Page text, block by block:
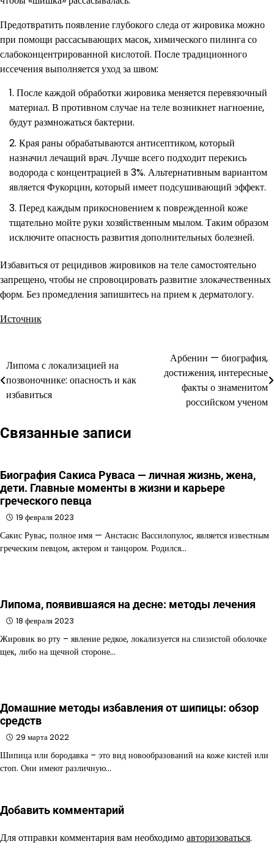
Предотвратить появление глубокого следа от жировика можно
при помощи рассасывающих масок, химического пилинга со
слабоконцентрированной кислотой. После традиционного
иссечения выполняется уход за швом:
После каждой обработки жировика меняется перевязочный
материал. В противном случае на теле возникнет нагноение,
будут размножаться бактерии.
Края раны обрабатываются антисептиком, который
назначил лечащий врач. Лучше всего подходит перекись
водорода с концентрацией в 3%. Альтернативным вариантом
является Фукорцин, который имеет подсушивающий эффект.
Перед каждым прикосновением к поврежденной коже
тщательно мойте руки хозяйственным мылом. Таким образом
исключите опасность развития дополнительных болезней.
Избавиться от рецидивов жировиков на теле самостоятельно
запрещено, чтобы не спровоцировать развитие злокачественных
форм. Без промедления запишитесь на прием к дерматологу.
Источник
Навигация
по
Липома с локализацией на
позвоночнике: опасность и как
избавиться
Арбенин — биография,
достижения, интересные
факты о знаменитом
российском ученом
Связанные записи
Биография Сакиса Руваса — личная жизнь, жена,
дети. Главные моменты в жизни и карьере
греческого певца
19 февраля 2023
Сакис Рувас, полное имя — Анстасис Вассилопулос, является известным
греческим певцом, актером и танцором. Родился…
Липома, появившаяся на десне: методы лечения
18 февраля 2023
Жировик во рту – явление редкое, локализуется на слизистой оболочке
щек, либо на щечной стороне…
Домашние методы избавления от шипицы: обзор
средств
29 марта 2022
Шипица или бородавка – это вид новообразований на коже кистей или
стоп. Они имеют различную…
Добавить комментарий
Для отправки комментария вам необходимоавторизоваться.